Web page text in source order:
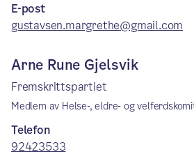
E-post
gustavsen.margrethe@gmail.com
Arne Rune Gjelsvik
Fremskrittspartiet
Medlem av Helse-, eldre- og
Telefon
92423533